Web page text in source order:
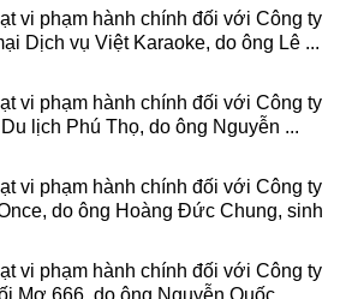
vi phạm hành chính đối với Công ty
Dịch vụ Việt Karaoke, do ông Lê ...
vi phạm hành chính đối với Công ty
lịch Phú Thọ, do ông Nguyễn ...
vi phạm hành chính đối với Công ty
do ông Hoàng Đức Chung, sinh
vi phạm hành chính đối với Công ty
Mơ 666, do ông Nguyễn Quốc